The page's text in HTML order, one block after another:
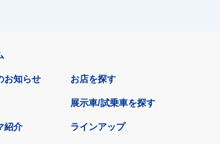
お知らせ
紹介
お店を探す
展示車/試乗車を探す
ラインアップ